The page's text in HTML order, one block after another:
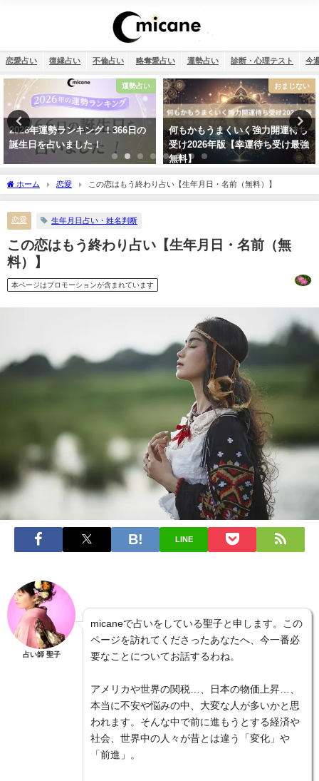
恋愛占い 復縁占い 不倫占い 略奪愛占い 運勢占い 診断・心理テスト 今
おまじない
何もかもうまくいく強力開運待ち
受け2026年版【幸運待ち受け最強
12星座
【2026年】12星座別の運勢まとめ
ホーム 恋愛 この恋はもう終わり占い【生年月日・名前（無料）】
恋愛 生年月日占い・姓名判断
この恋はもう終わり占い【生年月日・名前（無
料）】
本ページはプロモーションが含まれています
LINE
占い師 聖子
micaneで占いをしている聖子と申します。この
ページを訪れてくださったあなたへ、今一番必
要なことについてお話するわね。
アメリカや世界の関税…、日本の物価上昇…、
本当に不安や悩みの中、大変な人が多いかと思
われます。そんな中で前に進もうとする経済や
社会、世界中の人々が昔とは違う「変化」や
「前進」。